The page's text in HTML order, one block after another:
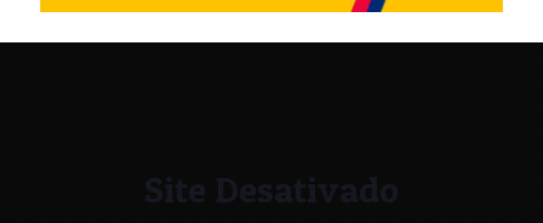
Site Desativado